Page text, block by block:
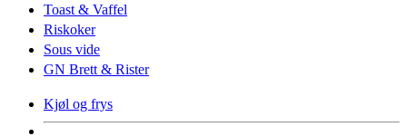
Toast & Vaffel
Riskoker
Sous vide
GN Brett & Rister
Kjøl og frys